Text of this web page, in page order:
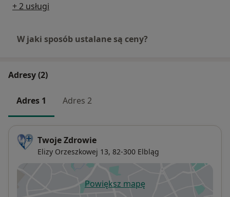
+ 2 usługi
W jaki sposób ustalane są ceny?
Adresy (2)
Adres 1 Adres 2
Twoje Zdrowie
Elizy Orzeszkowej 13, 82-300 Elbląg
Powiększ mapęotwiera się w nowej karcie